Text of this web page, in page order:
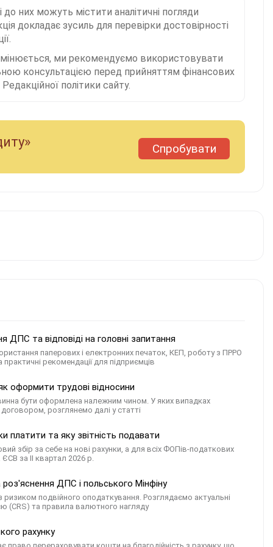
них можуть містити аналітичні погляди
докладає зусиль для перевірки достовірності
ми рекомендуємо використовувати
консультацією перед прийняттям фінансових
політики сайту.
Спробувати
ДПС та відповіді на головні запитання
паперових і електронних печаток, КЕП, роботу з ПРРО
рекомендації для підприємців
оформити трудові відносини
бути оформлена належним чином. У яких випадках
розглянемо далі у статті
платити та яку звітність подавати
збір за себе на нові рахунки, а для всіх ФОПів-податкових
за ІІ квартал 2026 р.
ДПС і польського Мінфіну
ризиком подвійного оподаткування. Розглядаємо актуальні
(CRS) та правила валютного нагляду
рахунку